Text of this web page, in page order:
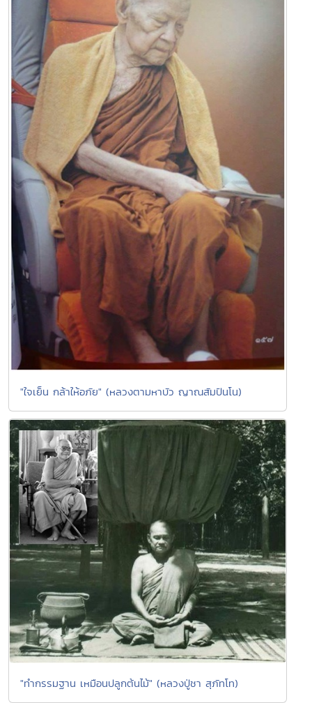
"ใจเย็น กล้าให้อภัย" (หลวงตามหาบัว ญาณสัมปันโน)
"ทำกรรมฐาน เหมือนปลูกต้นไม้" (หลวงปู่ชา สุภัทโท)